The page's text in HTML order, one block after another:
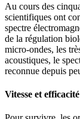
Au cours des
scientifiques ont
spectre
de la régulation
micro-ondes, les
acoustiques, le
reconnue depuis
Vitesse et efficacité